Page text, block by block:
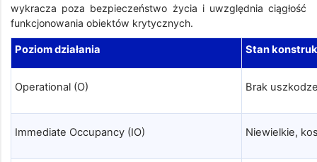
wykracza poza bezpieczeństwo życia i uwzględnia ciągłość
funkcjonowania obiektów krytycznych.
Poziom działania Stan
Operational (O) Brak
Immediate Occupancy (IO) Niewielkie,